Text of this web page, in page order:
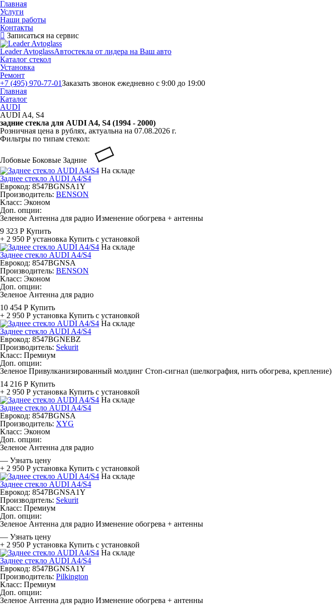
Главная
Услуги
Наши работы
Контакты
Записаться на сервис
Leader AvtoglassАвтостекла от лидера на Ваш авто
Каталог стекол
Установка
Ремонт
+7 (495) 970-77-01Заказать звонок ежедневно с 9:00 до 19:00
Главная
Каталог
AUDI
AUDI A4, S4
задние стекла для AUDI A4, S4 (1994 - 2000)
Розничная цена в рублях, актуальна на 07.08.2026 г.
Фильтры по типам стекол:
Лобовые Боковые Задние
На складе
Заднее стекло AUDI A4/S4
Еврокод: 8547BGNSA1Y
Производитель: BENSON
Класс: Эконом
Доп. опции:
Зеленое Антенна для радио Изменение обогрева + антенны
9 323 Р Купить
+ 2 950 Р установка Купить с установкой
На складе
Заднее стекло AUDI A4/S4
Еврокод: 8547BGNSA
Производитель: BENSON
Класс: Эконом
Доп. опции:
Зеленое Антенна для радио
10 454 Р Купить
+ 2 950 Р установка Купить с установкой
На складе
Заднее стекло AUDI A4/S4
Еврокод: 8547BGNEBZ
Производитель: Sekurit
Класс: Премиум
Доп. опции:
Зеленое Привулканизированный молдинг Стоп-сигнал (шелкография, нить обогрева, крепление)
14 216 Р Купить
+ 2 950 Р установка Купить с установкой
На складе
Заднее стекло AUDI A4/S4
Еврокод: 8547BGNSA
Производитель: XYG
Класс: Эконом
Доп. опции:
Зеленое Антенна для радио
— Узнать цену
+ 2 950 Р установка Купить с установкой
На складе
Заднее стекло AUDI A4/S4
Еврокод: 8547BGNSA1Y
Производитель: Sekurit
Класс: Премиум
Доп. опции:
Зеленое Антенна для радио Изменение обогрева + антенны
— Узнать цену
+ 2 950 Р установка Купить с установкой
На складе
Заднее стекло AUDI A4/S4
Еврокод: 8547BGNSA1Y
Производитель: Pilkington
Класс: Премиум
Доп. опции:
Зеленое Антенна для радио Изменение обогрева + антенны